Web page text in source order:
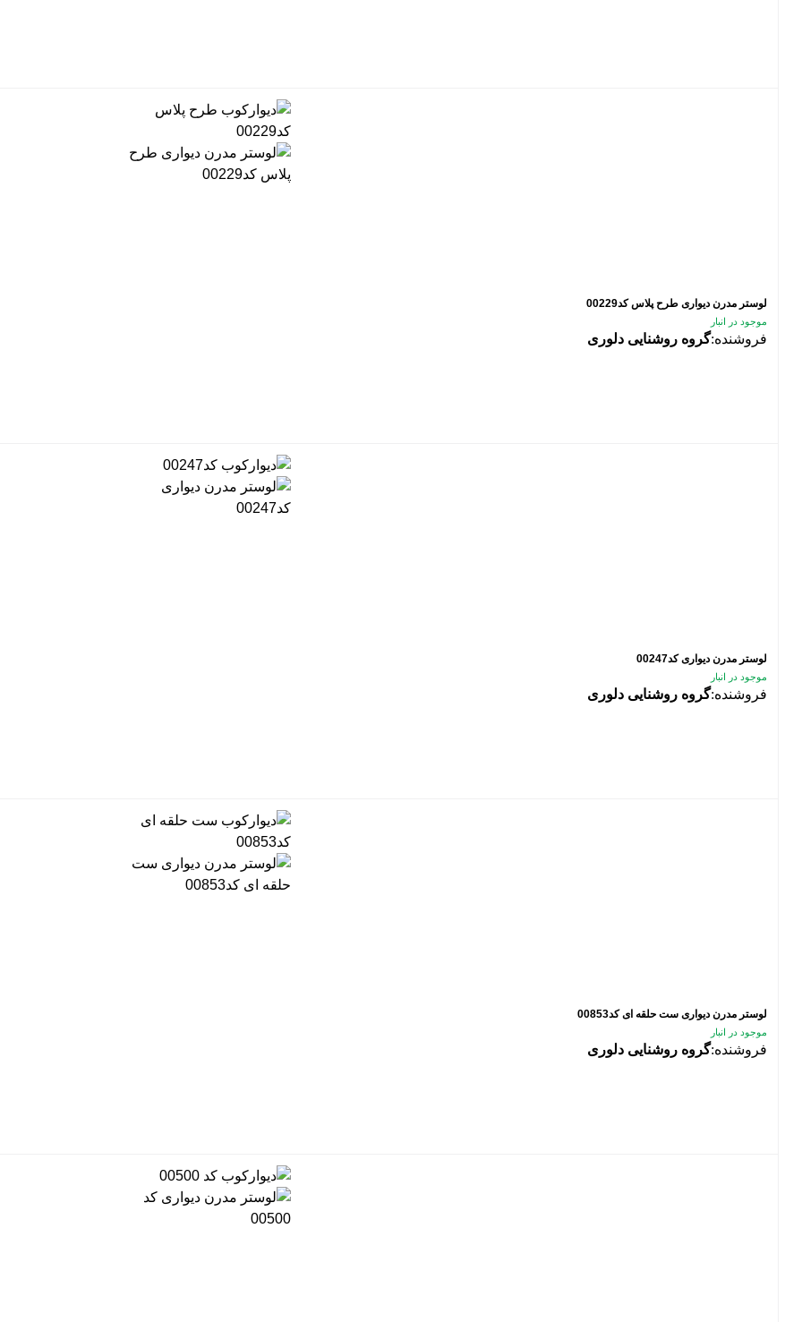
لوستر مدرن دیواری طرح پلاس کد00229
موجود در انبار
فروشنده:گروه روشنایی دلوری
لوستر مدرن دیواری کد00247
موجود در انبار
فروشنده:گروه روشنایی دلوری
لوستر مدرن دیواری ست حلقه ای کد00853
موجود در انبار
فروشنده:گروه روشنایی دلوری